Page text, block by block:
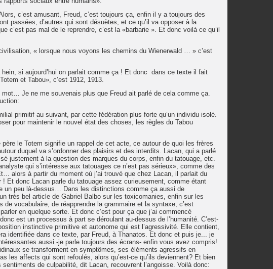
c’est amusant, Freud, c’est toujours ça, enfin il y a toujours des
passées, d’autres qui sont désuètes, et ce qu’il va opposer à la
pas mal de le reprendre, c’est la «barbarie ». Et donc voilà ce qu’il
« lorsque nous voyons les chemins du Wienerwald … » c’est
si aujourd’hui on parlait comme ça ! Et donc dans ce texte il fait
et Tabou», c’est 1912, 1913.
Je ne me souvenais plus que Freud ait parlé de cela comme ça.
primitif au suivant, par cette fédération plus forte qu’un individu isolé.
pour maintenir le nouvel état des choses, les règles du Tabou
le Totem signifie un rappel de cet acte, ce autour de quoi les frères
duquel va s’ordonner des plaisirs et des interdits. Lacan, qui a parlé
justement à la question des marques du corps, enfin du tatouage, etc.
qui s’intéresse aux tatouages ce n’est pas sérieux», comme des
alors à partir du moment où j’ai trouvé que chez Lacan, il parlait du
donc Lacan parle du tatouage assez curieusement, comme étant
un peu là-dessus… Dans les distinctions comme ça aussi de
très bel article de Gabriel Balbo sur les toxicomanies, enfin sur les
vocabulaire, de réapprendre la grammaire et la syntaxe, c’est
en quelque sorte. Et donc c’est pour ça que j’ai commencé
est un processus à part se déroulant au-dessus de l’humanité. C’est-
instinctive primitive et autonome qui est l’agressivité. Elle contient,
identifiée dans ce texte, par Freud, à Thanatos. Et donc et puis je... je
aussi -je parle toujours des écrans- enfin vous avez compris!
se transforment en symptômes, ses éléments agressifs en
les affects qui sont refoulés, alors qu’est-ce qu’ils deviennent? Et bien
de culpabilité, dit Lacan, recouvrent l’angoisse. Voilà donc: